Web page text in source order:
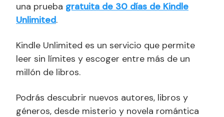
una prueba gratuita de 30 días de Kindle
Unlimited.
Kindle Unlimited es un servicio que permite
leer sin límites y escoger entre más de un
millón de libros.
Podrás descubrir nuevos autores, libros y
géneros, desde misterio y novela romántica